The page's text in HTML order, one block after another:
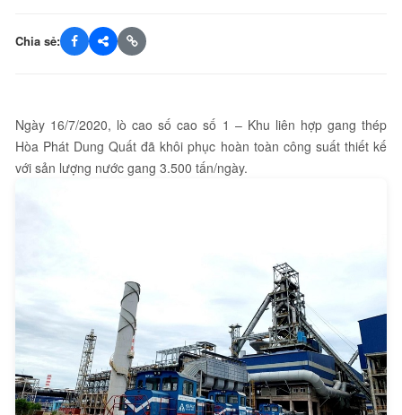
Chia sẻ:
Ngày 16/7/2020, lò cao số cao số 1 – Khu liên hợp gang thép
Hòa Phát Dung Quất đã khôi phục hoàn toàn công suất thiết kế
với sản lượng nước gang 3.500 tấn/ngày.